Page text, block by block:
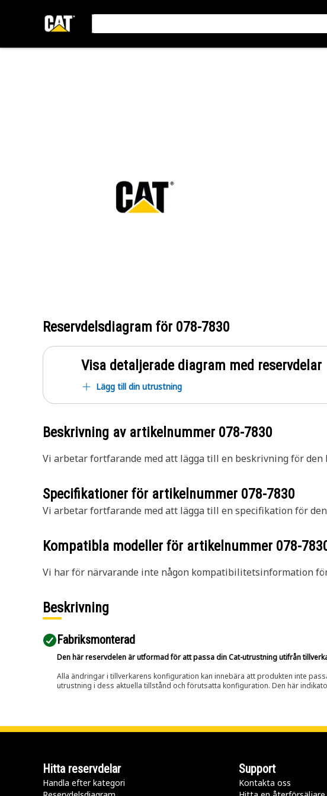
Reservdelsdiagram för 078-7830
Visa detaljerade diagram med reservdelar
Lägg till din utrustning
Beskrivning av artikelnummer 078-7830
Vi arbetar fortfarande med att lägga till en beskrivning för den
Specifikationer för artikelnummer 078-7830
Vi arbetar fortfarande med att lägga till en specifikation för
Kompatibla modeller för artikelnummer 078-
Vi har för närvarande inte någon kompatibilitetsinformation
Beskrivning
Fabriksmonterad
Den här reservdelen är utformad för att passa din Cat-utrustning utifrån
Alla ändringar i tillverkarens konfiguration kan innebära att produkten inte
utrustning i dess aktuella tillstånd och förutsatta konfiguration. Den här
Hitta reservdelar
Handla efter kategori
Support
Kontakta oss